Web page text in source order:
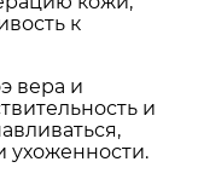
к
вера и
и
ухоженности.